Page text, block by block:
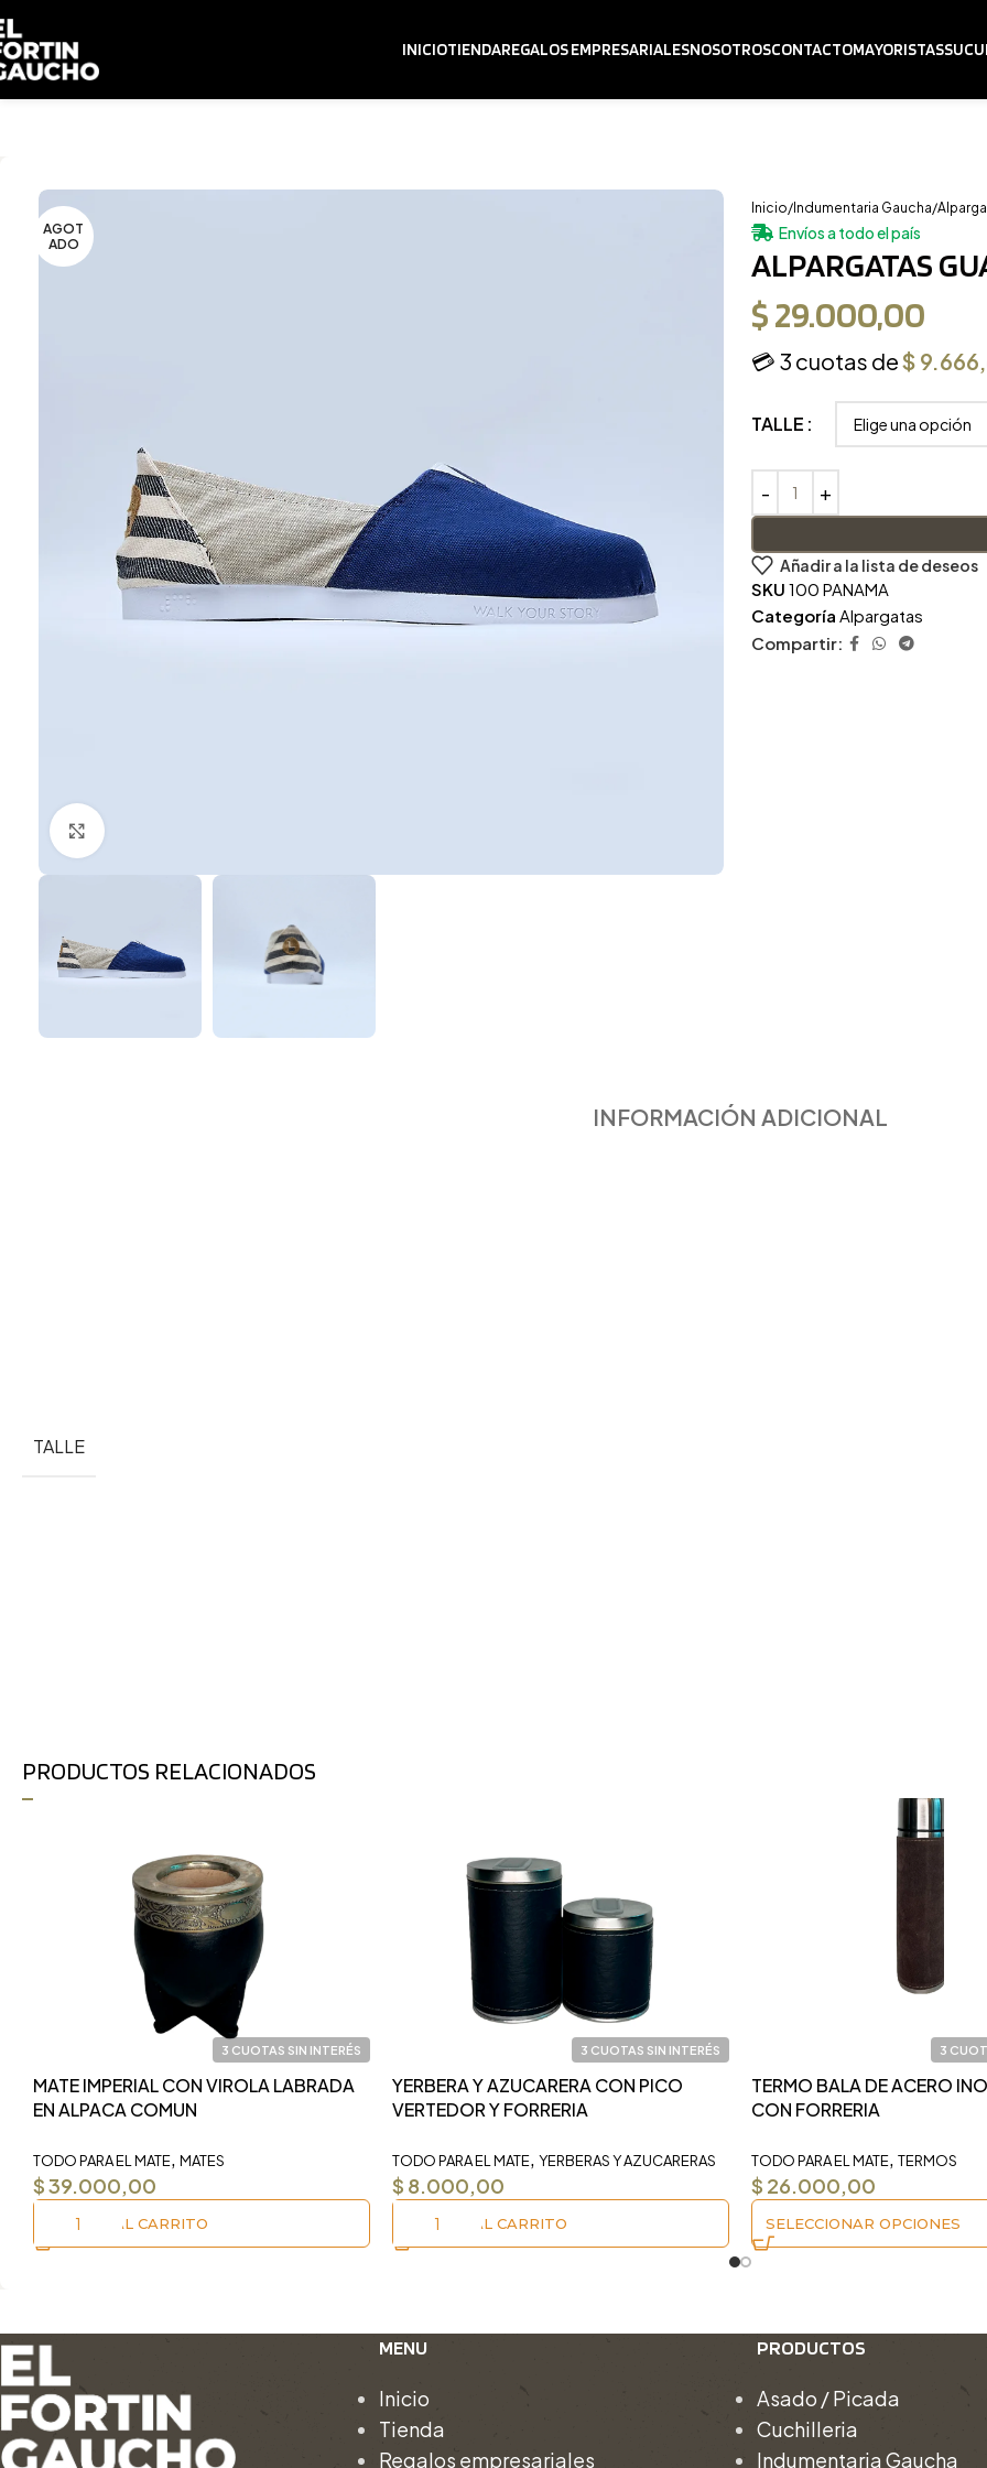
INICIOTIENDAREGALOS EMPRESARIALESNOSOTROSCONTACTOMAYORISTAS
AGOT
ADO
Inicio Indumentaria Gaucha
Envíos a todo el país
ALPARGATAS
$29.000,00
💳 3 cuotas de$
TALLE
Añadir a la lista de deseos
SKU 100 PANAMA
Categoría Alpargatas
Compartir:
INFORMACIÓN ADICIONAL
TALLE
PRODUCTOS RELACIONADOS
3 CUOTAS SIN INTERÉS
MATE IMPERIAL CON VIROLA LABRADA
EN ALPACA COMUN
TODO PARA EL MATE, MATES
$39.000,00
AÑADIR AL CARRITO
3 CUOTAS SIN INTERÉS
YERBERA Y AZUCARERA CON PICO
VERTEDOR Y FORRERIA
TODO PARA EL MATE, YERBERAS Y AZUCARERAS
$ 8.000,00
AÑADIR AL CARRITO
3
TERMO BALA DE ACERO
CON FORRERIA
TODO PARA EL MATE, TERMOS
$ 26.000,00
SELECCIONAR OPCIONES
MENU
Inicio
Tienda
Regalos empresariales
PRODUCTOS
Asado / Picada
Cuchilleria
Indumentaria Gaucha